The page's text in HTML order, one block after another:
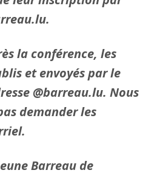
la conférence, les
et envoyés par le
@barreau.lu. Nous
demander les
Barreau de